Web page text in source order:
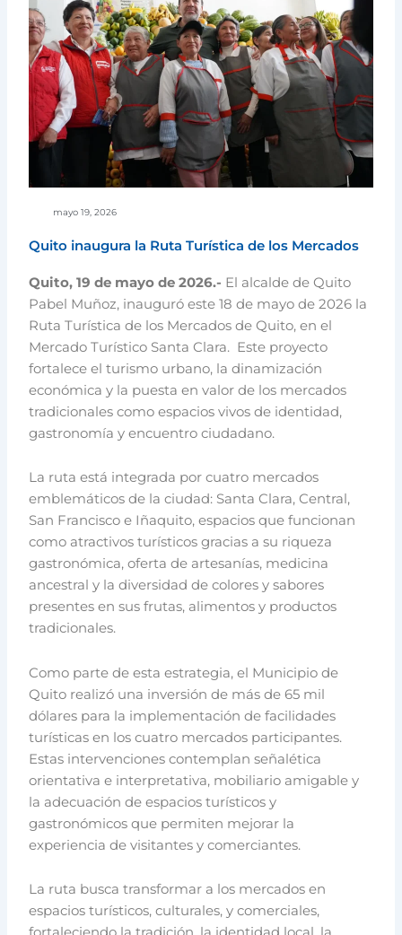
mayo 19, 2026
Quito inaugura la Ruta Turística de los Mercados
Quito, 19 de mayo de 2026.- El alcalde de Quito
Pabel Muñoz, inauguró este 18 de mayo de 2026 la
Ruta Turística de los Mercados de Quito, en el
Mercado Turístico Santa Clara. Este proyecto
fortalece el turismo urbano, la dinamización
económica y la puesta en valor de los mercados
tradicionales como espacios vivos de identidad,
gastronomía y encuentro ciudadano.
La ruta está integrada por cuatro mercados
emblemáticos de la ciudad: Santa Clara, Central,
San Francisco e Iñaquito, espacios que funcionan
como atractivos turísticos gracias a su riqueza
gastronómica, oferta de artesanías, medicina
ancestral y la diversidad de colores y sabores
presentes en sus frutas, alimentos y productos
tradicionales.
Como parte de esta estrategia, el Municipio de
Quito realizó una inversión de más de 65 mil
dólares para la implementación de facilidades
turísticas en los cuatro mercados participantes.
Estas intervenciones contemplan señalética
orientativa e interpretativa, mobiliario amigable y
la adecuación de espacios turísticos y
gastronómicos que permiten mejorar la
experiencia de visitantes y comerciantes.
La ruta busca transformar a los mercados en
espacios turísticos, culturales, y comerciales,